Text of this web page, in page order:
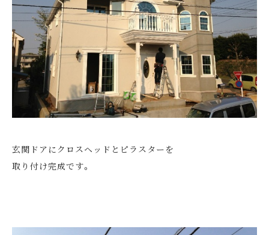
玄関ドアにクロスヘッドとピラスターを
取り付け完成です。